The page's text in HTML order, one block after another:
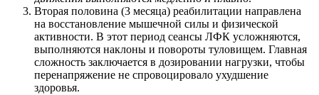
Вторая половина (3 месяца) реабилитации направлена
на восстановление мышечной силы и физической
активности. В этот период сеансы ЛФК усложняются,
выполняются наклоны и повороты туловищем. Главная
сложность заключается в дозировании нагрузки, чтобы
перенапряжение не спровоцировало ухудшение
здоровья.